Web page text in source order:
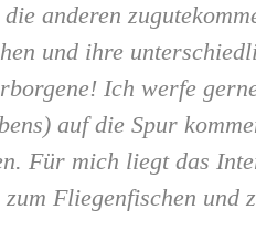
anderen
und ihre
Ich werfe
auf die Spur
Für mich liegt das
Fliegenfischen